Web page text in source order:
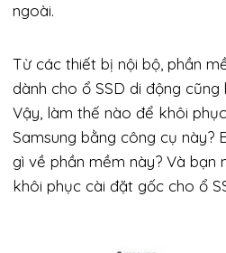
ngoài.
Từ các thiết bị nội bộ, phần
dành cho ổ SSD di động
Vậy, làm thế nào để khôi
Samsung bằng công cụ này?
gì về phần mềm này? Và bạn
khôi phục cài đặt gốc cho ổ